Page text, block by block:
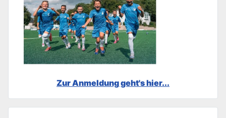
Zur Anmeldung geht's hier...